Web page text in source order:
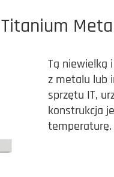
Tą niewielką
z metalu lub
sprzętu IT,
konstrukcja
temperaturę.